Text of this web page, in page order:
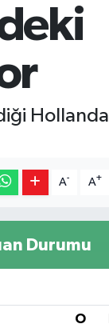
Hollanda
A- A+
Durumu
O